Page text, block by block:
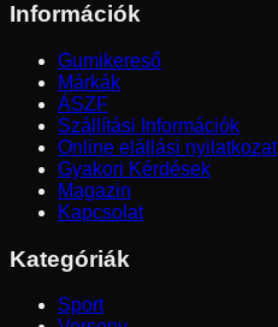
Információk
Gumikereső
Márkák
ÁSZF
Szállítási Információk
Online elállási nyilatkozat
Gyakori Kérdések
Magazin
Kapcsolat
Kategóriák
Sport